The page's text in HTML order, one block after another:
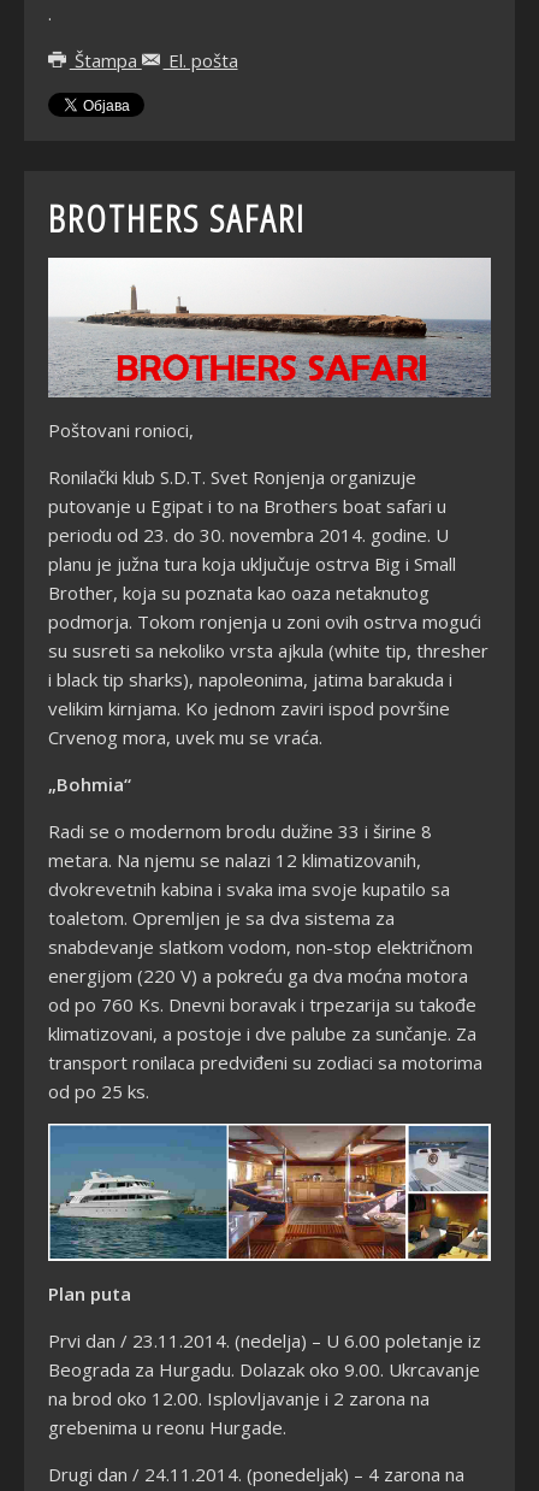
.
Štampa
El. pošta
BROTHERS SAFARI
Poštovani ronioci,
Ronilački klub S.D.T. Svet Ronjenja organizuje
putovanje u Egipat i to na Brothers boat safari u
periodu od 23. do 30. novembra 2014. godine. U
planu je južna tura koja uključuje ostrva Big i Small
Brother, koja su poznata kao oaza netaknutog
podmorja. Tokom ronjenja u zoni ovih ostrva mogući
su susreti sa nekoliko vrsta ajkula (white tip, thresher
i black tip sharks), napoleonima, jatima barakuda i
velikim kirnjama. Ko jednom zaviri ispod površine
Crvenog mora, uvek mu se vraća.
„Bohmia“
Radi se o modernom brodu dužine 33 i širine 8
metara. Na njemu se nalazi 12 klimatizovanih,
dvokrevetnih kabina i svaka ima svoje kupatilo sa
toaletom. Opremljen je sa dva sistema za
snabdevanje slatkom vodom, non-stop električnom
energijom (220 V) a pokreću ga dva moćna motora
od po 760 Ks. Dnevni boravak i trpezarija su takođe
klimatizovani, a postoje i dve palube za sunčanje. Za
transport ronilaca predviđeni su zodiaci sa motorima
od po 25 ks.
Plan puta
Prvi dan / 23.11.2014. (nedelja) – U 6.00 poletanje iz
Beograda za Hurgadu. Dolazak oko 9.00. Ukrcavanje
na brod oko 12.00. Isplovljavanje i 2 zarona na
grebenima u reonu Hurgade.
Drugi dan / 24.11.2014. (ponedeljak) – 4 zarona na